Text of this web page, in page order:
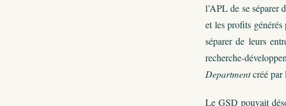
l’APL de se séparer
et les profits générés
séparer de leurs
recherche-
Departmentcréé par
Le GSD pouvait